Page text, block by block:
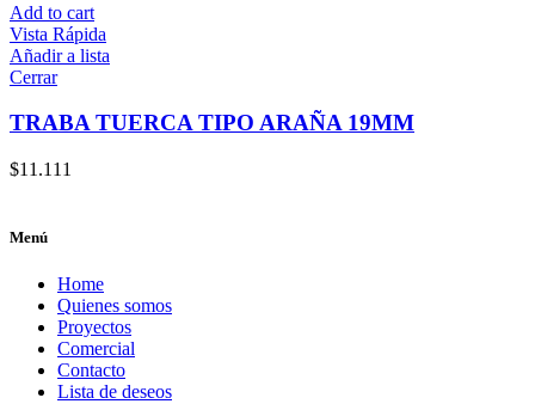
Add to cart
Vista Rápida
Añadir a lista
Cerrar
TRABA TUERCA TIPO ARAÑA 19MM
$11.111
Menú
Home
Quienes somos
Proyectos
Comercial
Contacto
Lista de deseos